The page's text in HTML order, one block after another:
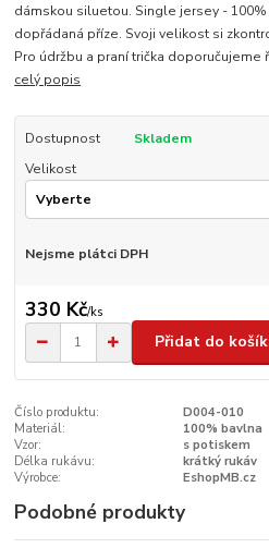
dámskou siluetou. Single jersey -
dopřádaná příze. Svoji velikost si
Pro údržbu a praní trička doporučujeme
celý popis
Dostupnost
Skladem
Velikost
Nejsme plátci DPH
330 Kč/ks
Přidat do
Číslo produktu:
D004-010
Materiál:
100% bavlna
Vzor:
s potiskem
Délka rukávu:
krátký rukáv
Výrobce:
EshopMB.cz
Podobné produkty